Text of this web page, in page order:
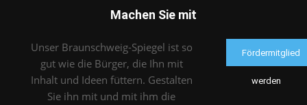
Machen Sie mit
Unser Braunschweig-Spiegel ist so
gut wie die Bürger, die Ihn mit
Inhalt und Ideen füttern. Gestalten
Sie ihn mit und mit ihm die
Fördermitglied
werden